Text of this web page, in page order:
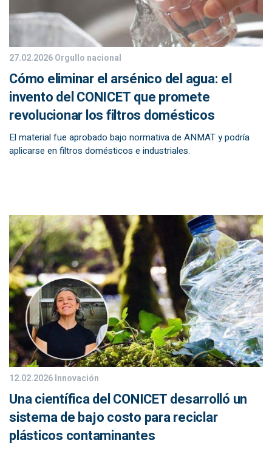
27.02.2026Orgullo nacional
Cómo eliminar el arsénico del agua: el
invento del CONICET que promete
revolucionar los filtros domésticos
El material fue aprobado bajo normativa de ANMAT y podría
aplicarse en filtros domésticos e industriales.
12.02.2026Innovación
Una científica del CONICET desarrolló un
sistema de bajo costo para reciclar
plásticos contaminantes